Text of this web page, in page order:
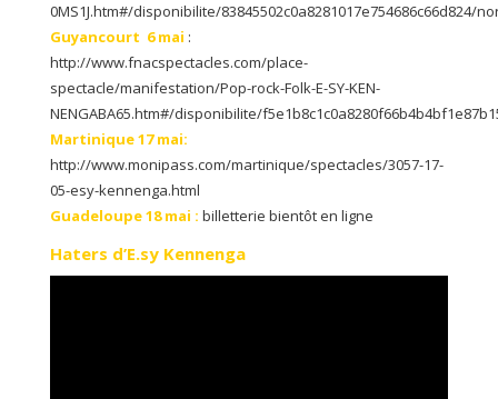
0MS1J.htm#/disponibilite/83845502c0a8281017e754686c66d824/
Guyancourt 6 mai :
http://www.fnacspectacles.com/place-
spectacle/manifestation/Pop-rock-Folk-E-SY-KEN-
NENGABA65.htm#/disponibilite/
Martinique 17 mai:
http://www.monipass.com/martinique/spectacles/3057-17-
05-esy-kennenga.html
Guadeloupe 18 mai : billetterie bientôt en ligne
Haters d’E.sy Kennenga